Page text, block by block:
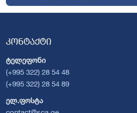
კონტაქტი
ტელეფონი
(+995 322) 28 54 48
(+995 322) 28 54 89
ელ.ფოსტა